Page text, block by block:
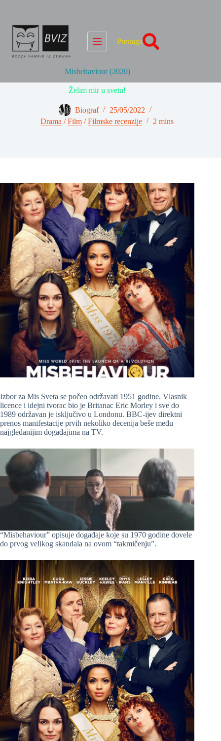
Pretraga
Misbehaviour (2020)
Želim mir u svetu!
Biograf
25/05/2022
Drama /Film /Filmske recenzije 2 mins
Izbor za Mis Sveta se počeo održavati 1951 godine. Vlasnik
licence i idejni tvorac bio je Britanac Eric Morley i sve do
1989 održavan je isključivo u Londonu. BBC-ijev direktni
prenos manifestacije prvih nekoliko decenija beše među
najgledanijim događajima na TV.
“Misbehaviour” opisuje događaje koje su 1970 godine dovele
do prvog velikog skandala na ovom “takmičenju”.